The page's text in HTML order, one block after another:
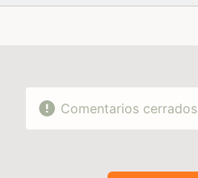
FACEBOOK
TWITTERFLIPBOARD
E-
WHATSAPP
Comentarios cerrados